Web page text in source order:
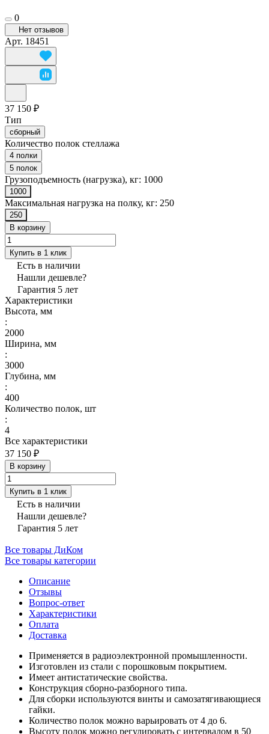
0
Нет отзывов
Арт. 18451
37 150 ₽
Тип
сборный
Количество полок стеллажа
4 полки
5 полок
Грузоподъемность (нагрузка), кг: 1000
1000
Максимальная нагрузка на полку, кг: 250
250
В корзину
Купить в 1 клик
Есть в наличии
Нашли дешевле?
Гарантия 5 лет
Характеристики
Высота, мм
:
2000
Ширина, мм
:
3000
Глубина, мм
:
400
Количество полок, шт
:
4
Все характеристики
37 150 ₽
В корзину
Купить в 1 клик
Есть в наличии
Нашли дешевле?
Гарантия 5 лет
Все товары ДиКом
Все товары категории
Описание
Отзывы
Вопрос-ответ
Характеристики
Оплата
Доставка
Применяется в радиоэлектронной промышленности.
Изготовлен из стали с порошковым покрытием.
Имеет антистатические свойства.
Конструкция сборно-разборного типа.
Для сборки используются винты и самозатягивающиеся
гайки.
Количество полок можно варьировать от 4 до 6.
Высоту полок можно регулировать с интервалом в 50